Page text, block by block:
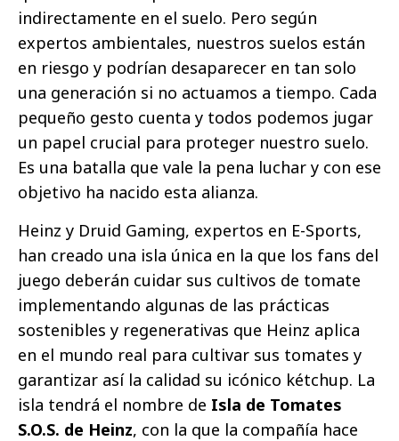
indirectamente en el suelo. Pero según
expertos ambientales, nuestros suelos están
en riesgo y podrían desaparecer en tan solo
una generación si no actuamos a tiempo. Cada
pequeño gesto cuenta y todos podemos jugar
un papel crucial para proteger nuestro suelo.
Es una batalla que vale la pena luchar y con ese
objetivo ha nacido esta alianza.
Heinz y Druid Gaming, expertos en E-Sports,
han creado una isla única en la que los fans del
juego deberán cuidar sus cultivos de tomate
implementando algunas de las prácticas
sostenibles y regenerativas que Heinz aplica
en el mundo real para cultivar sus tomates y
garantizar así la calidad su icónico kétchup. La
isla tendrá el nombre de Isla de Tomates
S.O.S. de Heinz, con la que la compañía hace